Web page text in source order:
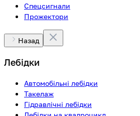
Спецсигнали
Прожектори
Назад
Лебідки
Автомобільні лебідки
Такелаж
Гідравлічні лебідки